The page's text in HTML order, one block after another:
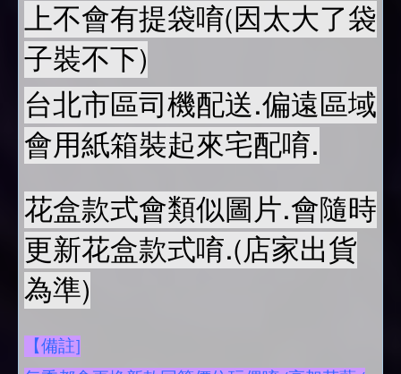
上不會有提袋唷(因太大了袋
子裝不下)
台北市區司機配送.偏遠區域
會用紙箱裝起來宅配唷.
花盒款式會類似圖片.會隨時
更新花盒款式唷.(店家出貨
為準)
【備註]